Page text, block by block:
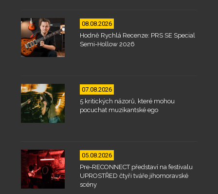
08.08.2026
Hodně Rychlá Recenze: PRS SE Special
Semi-Hollow 2026
07.08.2026
5 kritických názorů, které mohou
pocuchat muzikantské ego
05.08.2026
Pre-RECONNECT představí na festivalu
UPROSTŘED čtyři tváře jihomoravské
scény